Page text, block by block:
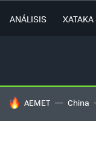
ANÁLISIS XATAKA
HOY SE HABLA DE
AEMET China